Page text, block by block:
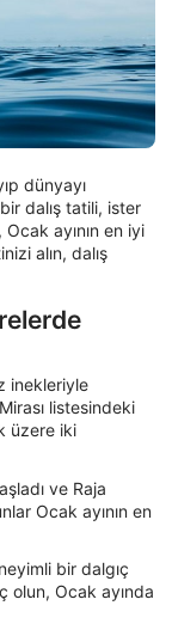
dünyayı
dalış tatili, ister
ayının en iyi
alın, dalış
inekleriyle
listesindeki
üzere iki
ve Raja
Ocak ayının en
bir dalgıç
olun, Ocak ayında